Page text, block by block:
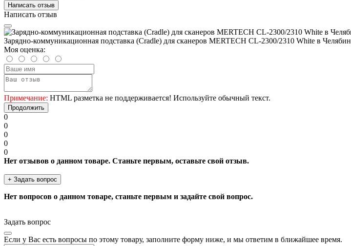
Написать отзыв
Написать отзыв
Зарядно-коммуникационная подставка (Cradle) для сканеров MERTECH CL-2300/2310 White в
Моя оценка:
Примечание: HTML разметка не поддерживается! Используйте обычный текст.
Продолжить
0
0
0
0
0
Нет отзывов о данном товаре. Станьте первым, оставьте свой отзыв.
+ Задать вопрос
Нет вопросов о данном товаре, станьте первым и задайте свой вопрос.
Задать вопрос
Если у Вас есть вопросы по этому товару, заполните форму ниже, и мы ответим в ближайшее время.